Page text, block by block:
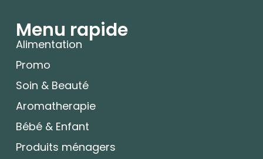
Menu rapide
Alimentation
Promo
Soin & Beauté
Aromatherapie
Bébé & Enfant
Produits ménagers